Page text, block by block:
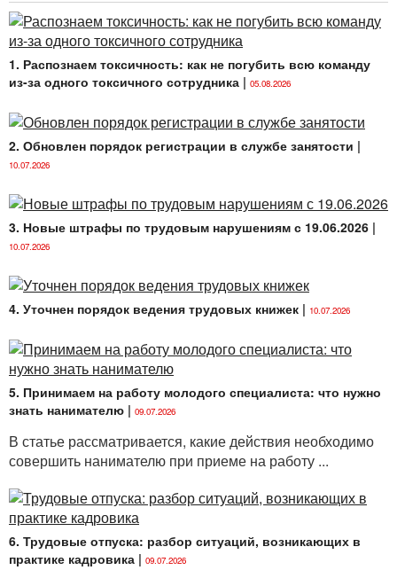
1. Распознаем токсичность: как не погубить всю команду
из-за одного токсичного сотрудника | 05.08.2026
2. Обновлен порядок регистрации в службе занятости |
10.07.2026
3. Новые штрафы по трудовым нарушениям с 19.06.2026 |
10.07.2026
4. Уточнен порядок ведения трудовых книжек | 10.07.2026
5. Принимаем на работу молодого специалиста: что нужно
знать нанимателю | 09.07.2026
В статье рассматривается, какие действия необходимо
совершить нанимателю при приеме на работу ...
6. Трудовые отпуска: разбор ситуаций, возникающих в
практике кадровика | 09.07.2026